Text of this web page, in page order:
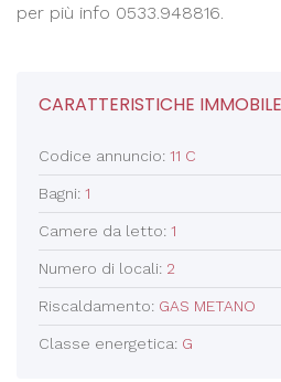
per più info 0533.948816.
CARATTERISTICHE IMMOBILE
Codice annuncio: 11 C
Bagni: 1
Camere da letto: 1
Numero di locali: 2
Riscaldamento: GAS METANO
Classe energetica: G